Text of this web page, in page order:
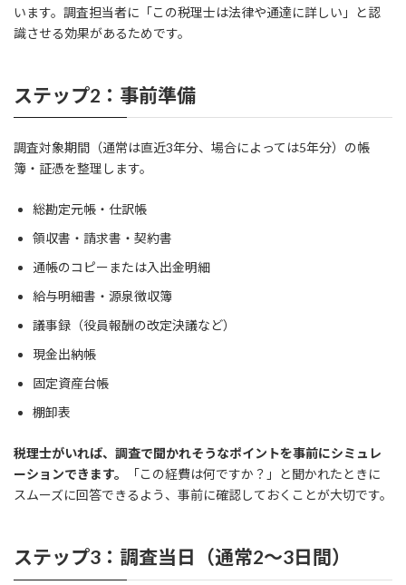
います。調査担当者に「この税理士は法律や通達に詳しい」と認
識させる効果があるためです。
ステップ2：事前準備
調査対象期間（通常は直近3年分、場合によっては5年分）の帳
簿・証憑を整理します。
総勘定元帳・仕訳帳
領収書・請求書・契約書
通帳のコピーまたは入出金明細
給与明細書・源泉徴収簿
議事録（役員報酬の改定決議など）
現金出納帳
固定資産台帳
棚卸表
税理士がいれば、調査で聞かれそうなポイントを事前にシミュレ
ーションできます。
「この経費は何ですか？」と聞かれたときに
スムーズに回答できるよう、事前に確認しておくことが大切です。
ステップ3：調査当日（通常2〜3日間）